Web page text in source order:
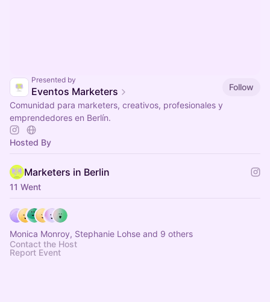
Presented by
Eventos Marketers
Follow
Comunidad para marketers, creativos, profesionales y
emprendedores en Berlín.
Hosted By
Marketers in Berlin
11 Went
Monica Monroy, Stephanie Lohse and 9 others
Contact the Host
Report Event